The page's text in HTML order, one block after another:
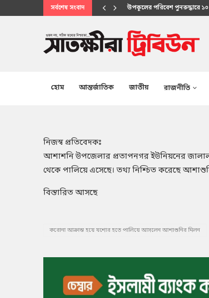
সর্বশেষ সংবাদ
উপকূলের পরিবেশ পুনরুদ্ধারে
হোম আন্তর্জাতিক জাতীয় রাজনীতি
নিজস্ব প্রতিবেদকঃ
আশাশনি উপজেলার প্রতাপনগর ইউনিয়নের
থেকে পালিয়ে এসেছে। তথ্য নিশ্চিত করেছে আশাশুনি
বিস্তারিত আসছে
করোনা আক্রান্ত হয়ে যশোর হতে পালিয়ে আসলেন আশাশুনির মিলন